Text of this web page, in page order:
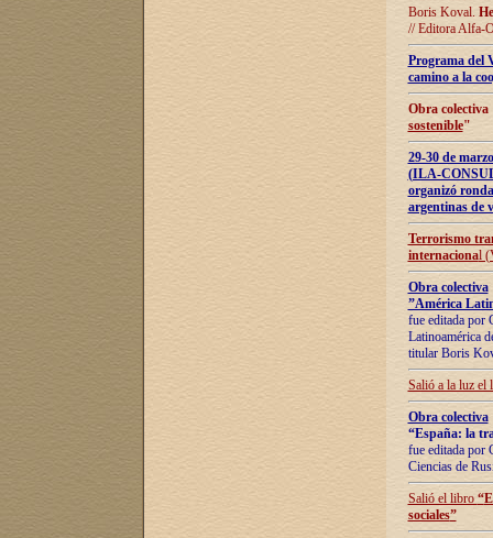
Boris Koval.
// Editora Alfa-
Programa del
camino a la
Obra
sostenible"
29-30 de
(ILA-
organizó
argentinas de
Terrorismo
internacional
Obra colectiva
”América
fue editada por
Latinoamérica
titular Boris
Salió a la luz el
Obra colectiva
“España: la
fue editada por
Ciencias de
Salió el libro “
sociales”